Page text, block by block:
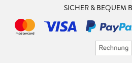
SICHER & BEQUEM